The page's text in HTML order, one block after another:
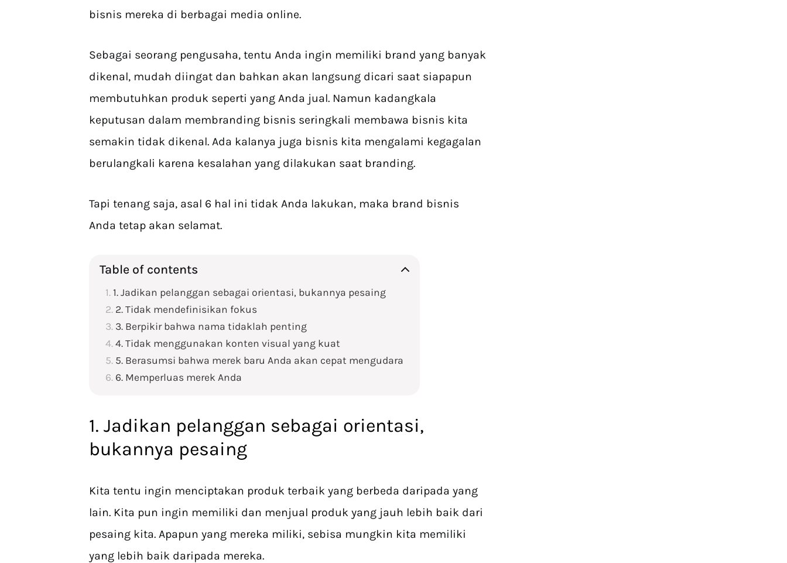
bisnis mereka di berbagai media online.
Sebagai seorang pengusaha, tentu Anda ingin memiliki brand yang banyak
dikenal, mudah diingat dan bahkan akan langsung dicari saat siapapun
membutuhkan produk seperti yang Anda jual. Namun kadangkala
keputusan dalam membranding bisnis seringkali membawa bisnis kita
semakin tidak dikenal. Ada kalanya juga bisnis kita mengalami kegagalan
berulangkali karena kesalahan yang dilakukan saat branding.
Tapi tenang saja, asal 6 hal ini tidak Anda lakukan, maka brand bisnis
Anda tetap akan selamat.
Table of contents
1. Jadikan pelanggan sebagai orientasi, bukannya pesaing
2. Tidak mendefinisikan fokus
3. Berpikir bahwa nama tidaklah penting
4. Tidak menggunakan konten visual yang kuat
5. Berasumsi bahwa merek baru Anda akan cepat mengudara
6. Memperluas merek Anda
1. Jadikan pelanggan sebagai orientasi,
bukannya pesaing
Kita tentu ingin menciptakan produk terbaik yang berbeda daripada yang
lain. Kita pun ingin memiliki dan menjual produk yang jauh lebih baik dari
pesaing kita. Apapun yang mereka miliki, sebisa mungkin kita memiliki
yang lebih baik daripada mereka.